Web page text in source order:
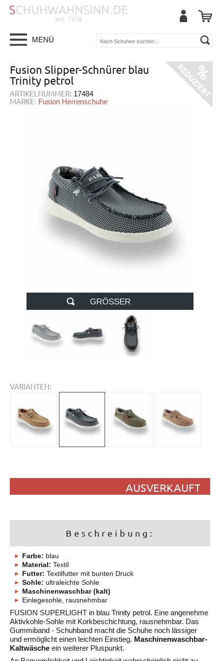
MENÜ
Fusion Slipper-Schnürer blau
Trinity petrol
ARTIKELNUMMER: 17484
MARKE: Fusion Herrenschuhe
GRÖSSER
VARIANTEN:
AUSVERKAUFT
Beschreibung:
Farbe: blau
Material: Textil
Futter: Textilfutter mit bunten Druck
Sohle: ultraleichte Sohle
Maschinenwaschbar (kalt)
Einlegesohle, rausnehmbar
FUSION SUPERLIGHT in blau Trinity petrol. Eine angenehme
Aktivkohle-Sohle mit Korkbeschichtung, rausnehmbar. Das
Gummiband - Schuhband macht die Schuhe noch lässiger
und ermöglicht einen leichten Einstieg. Maschinenwaschbar-
Kaltwäsche ein weiterer Pluspunkt.